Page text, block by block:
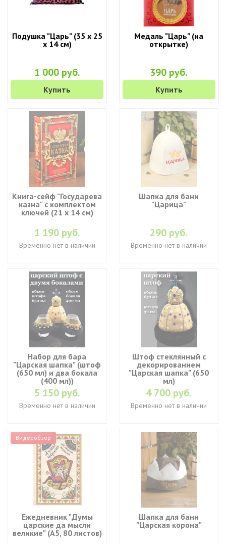
Подушка "Царь" (35 х 25
х 14 см)
1 000 руб.
Купить
Медаль "Царь" (на
открытке)
390 руб.
Купить
Книга-сейф "Государева
казна" с комплектом
ключей (21 х 14 см)
1 190 руб.
Временно нет в наличии
Шапка для бани
"Царица"
290 руб.
Временно нет в наличии
Набор для бара
"Царская шапка" (штоф
(650 мл) и два бокала
(400 мл))
5 150 руб.
Временно нет в наличии
Штоф стеклянный с
декорированием
"Царская шапка" (650
мл)
4 700 руб.
Временно нет в наличии
Видеообзор
Ежедневник "Думы
царские да мысли
великие" (A5, 80 листов)
Шапка для бани
"Царская корона"